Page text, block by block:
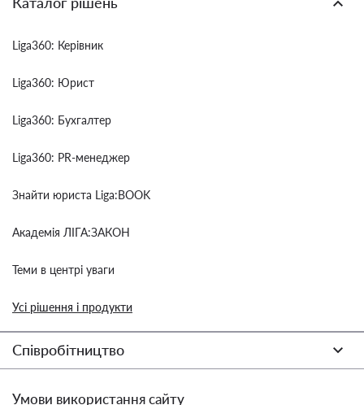
Liga360: Керівник
Liga360: Юрист
Liga360: Бухгалтер
Liga360: PR-менеджер
Знайти юриста Liga:BOOK
Академія ЛІГА:ЗАКОН
Теми в центрі уваги
Усі рішення і продукти
Співробітництво
Умови використання сайту